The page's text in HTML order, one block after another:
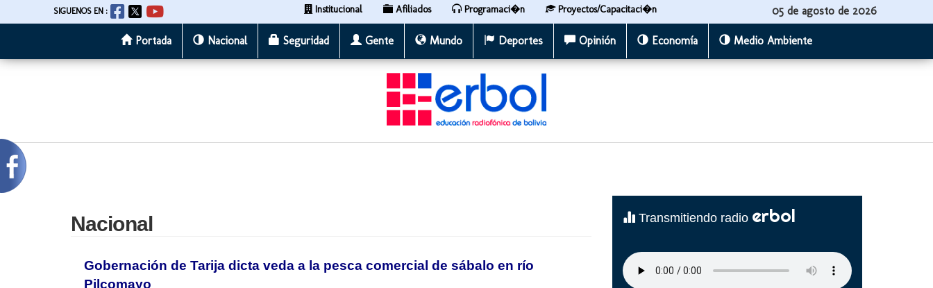
al
SIGUENOS EN : Institucional Afiliados Programaci�n Proyectos/Capacitaci�n 05 de agosto de 2026
Portada Nacional Seguridad Gente Mundo Deportes Opinión Economía Medio Ambiente
Nacional
Gobernación de Tarija dicta veda a la pesca comercial de sábalo en río
Pilcomayo
Transmitiendo radio erbol